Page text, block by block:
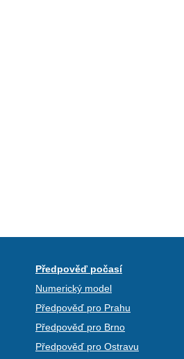
Předpověď počasí
Numerický model
Předpověď pro Prahu
Předpověď pro Brno
Předpověď pro Ostravu